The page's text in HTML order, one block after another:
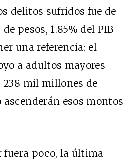
delitos sufridos fue de
pesos, 1.85% del PIB
una referencia: el
a adultos mayores
238 mil millones de
ascenderán esos montos
fuera poco, la última